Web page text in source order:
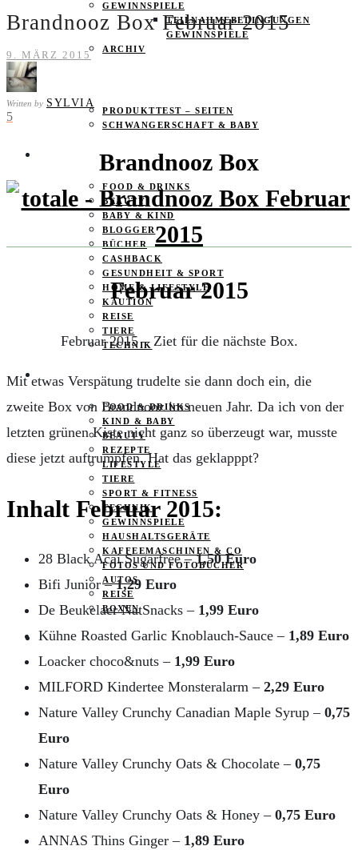
GEWINNSPIELE
TEILNAHMEBEDINGUNGEN
GEWINNSPIELE
ARCHIV
PRODUKTTEST – SEITEN
SCHWANGERSCHAFT & BABY
PRODUKTTESTER GESUCHT
FOOD & DRINKS
BEAUTY
BABY & KIND
BLOGGER
BÜCHER
CASHBACK
GESUNDHEIT & SPORT
HOME & LIFESTYLE
KAUTION
REISE
TIERE
TECHNIK
KATEGORIEN
FOOD & DRINKS
KIND & BABY
BEAUTY
REZEPTE
LIFESTYLE
TIERE
SPORT & FITNESS
TECHNIK
GEWINNSPIELE
HAUSHALTSGERÄTE
KAFFEEMASCHINEN & CO
FOTOS UND FOTOBÜCHER
AUTOS
REISE
BOXEN
KIND & KEGEL
Brandnooz Box Februar 2015
9. MÄRZ 2015
Written by SYLVIA
5
Brandnooz Box
Februar 2015
Februar 2015 – Ziet für die nächste Box.
Mit etwas Verspätung trudelte sie dann doch ein, die
zweite Box von Brandnooz im neuen Jahr. Da ich von der
letzten grünen Kiste nicht ganz so überzeugt war, musste
diese jetzt auftrumpfen. Hat das geklapppt?
Inhalt Februar 2015:
28 Black Acai Sugarfree –1,50 Euro
Bifi Junior –1,29 Euro
De Beukelaer NatSnacks – 1,99 Euro
Kühne Roasted Garlic Knoblauch-Sauce – 1,89 Euro
Loacker choco&nuts – 1,99 Euro
MILFORD Kindertee Monsteralarm – 2,29 Euro
Nature Valley Crunchy Canadian Maple Syrup – 0,75
Euro
Nature Valley Crunchy Oats & Chocolate – 0,75
Euro
Nature Valley Crunchy Oats & Honey – 0,75 Euro
ANNAS Thins Ginger – 1,89 Euro